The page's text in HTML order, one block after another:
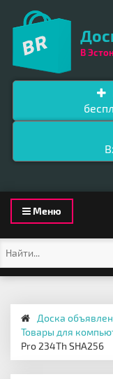
В
Toggle
navigation
Меню
Доска
Товары для
Pro 234Th SHA256